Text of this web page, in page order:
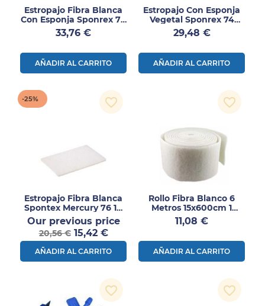
Estropajo Fibra Blanca
Con Esponja Sponrex 79
10 Uds – Suave Y
Absorbente
Precio
33,76 €
AÑADIR AL CARRITO
Estropajo Con Esponja
Vegetal Sponrex 74
10uds
Precio
29,48 €
AÑADIR AL CARRITO
Estropajo Fibra Blanca
Spontex Mercury 76 10
Uds – Superficies
Delicadas
Our previous pricePrecio
20,56 € Precio
15,42 €
AÑADIR AL CARRITO
-25% favorite_border
Rollo Fibra Blanco 6
Metros 15x600cm 1
Unidad
Precio
11,08 €
AÑADIR AL CARRITO
favorite_border
favorite_border favorite_border